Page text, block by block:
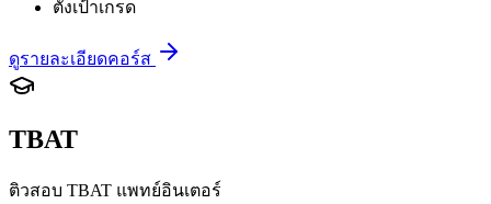
ตั้งเป้าเกรด
ดูรายละเอียดคอร์ส
TBAT
ติวสอบ TBAT แพทย์อินเตอร์